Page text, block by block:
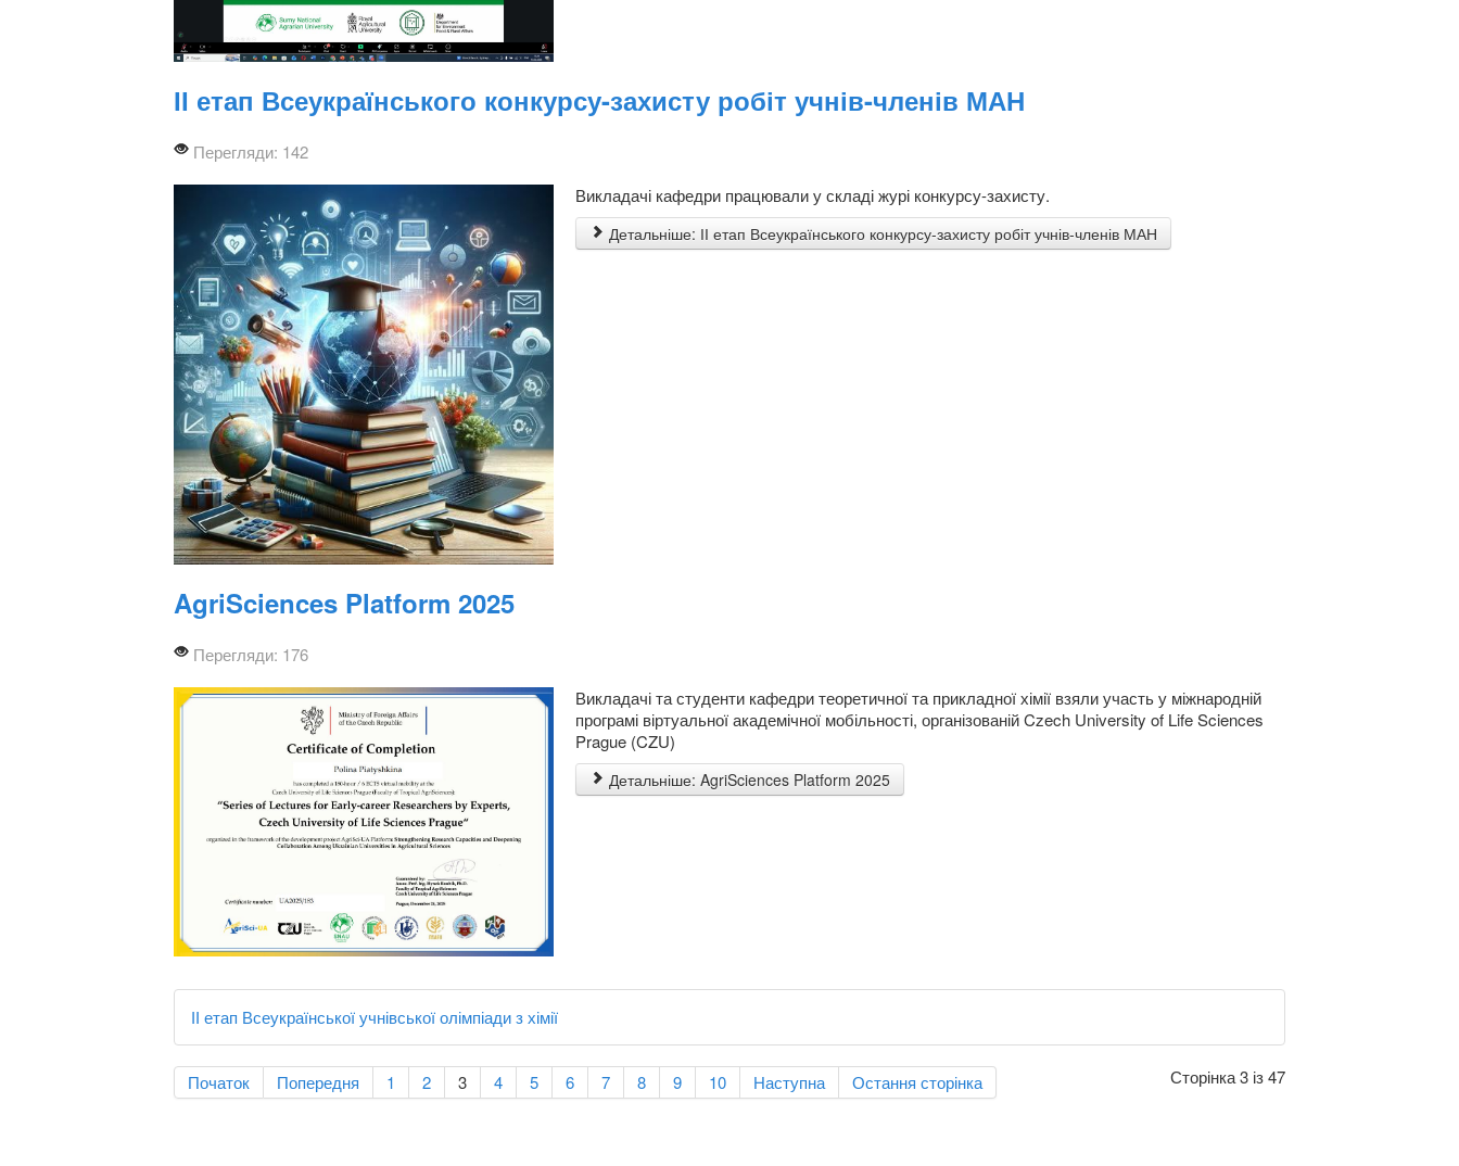
ІІ етап Всеукраїнського конкурсу-захисту робіт учнів-членів МАН
Перегляди: 142
Викладачі кафедри працювали у складі журі конкурсу-захисту.
Детальніше: ІІ етап Всеукраїнського конкурсу-захисту робіт учнів-членів МАН
AgriSciences Platform 2025
Перегляди: 176
Викладачі та студенти кафедри теоретичної та прикладної хімії взяли участь у міжнародній
програмі віртуальної академічної мобільності, організованій Czech University of Life Sciences
Prague (CZU)
Детальніше: AgriSciences Platform 2025
ІІ етап Всеукраїнської учнівської олімпіади з хімії
Сторінка 3 із 47
Початок Попередня 1 2 3 4 5 6 7 8 9 10 Наступна Остання сторінка